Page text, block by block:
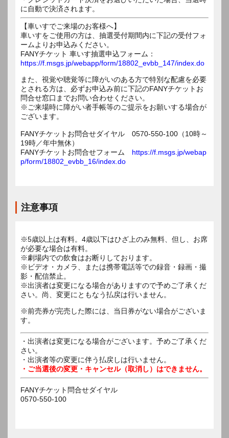
に自動で決済されます。
【車いすでご来場のお客様へ】
車いすをご使用の方は、抽選受付期間内に下記の受付フォ
ームよりお申込みください。
FANYチケット 車いす抽選申込フォーム：
https://f.msgs.jp/webapp/form/18802_evbb_147/index.do
また、視覚や聴覚等に障がいのある方で特別な配慮を必要
とされる方は、必ずお申込み前に下記のFANYチケットお
問合せ窓口までお問い合わせください。
※ご来場時に障がい者手帳等のご提示をお願いする場合が
ございます。
FANYチケットお問合せダイヤル 0570-550-100（10時～
19時／年中無休）
FANYチケットお問合せフォーム https://f.msgs.jp/webap
p/form/18802_evbb_16/index.do
注意事項
※5歳以上は有料。4歳以下はひざ上のみ無料、但し、お席
が必要な場合は有料。
※劇場内での飲食はお断りしております。
※ビデオ・カメラ、または携帯電話等での録音・録画・撮
影・配信禁止。
※出演者は変更になる場合がありますので予めご了承くだ
※前売券が完売した際には、当日券がない場合がございま
す。
・出演者は変更になる場合がございます。予めご了承くだ
さい。
・出演者等の変更に伴う払戻しは行いません。
・ご当選後の変更・キャンセル（取消し）はできません。
FANYチケット問合せダイヤル
0570-550-100